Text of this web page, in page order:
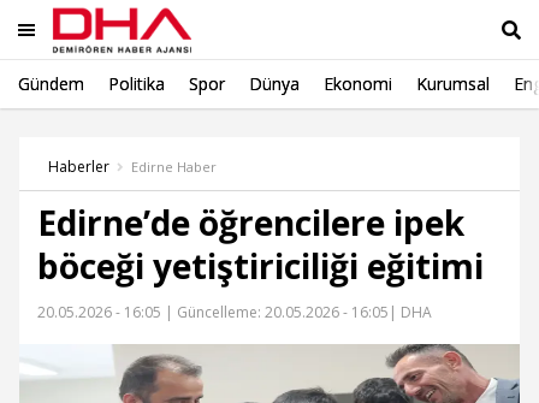
Gündem Politika Spor Dünya Ekonomi Kurumsal
Haberler Edirne Haber
Edirne’de öğrencilere ipek
böceği yetiştiriciliği eğitimi
20.05.2026 - 16:05 | Güncelleme: 20.05.2026 - 16:05 | DHA